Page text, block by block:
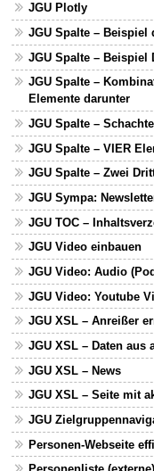
JGU Plotly
JGU Spalte – Beispiel
JGU Spalte – Beispiel
JGU Spalte –
Elemente darunter
JGU Spalte –
JGU Spalte – VIER
JGU Spalte – Zwei
JGU Sympa:
JGU TOC –
JGU Video einbauen
JGU Video: Audio
JGU Video: Youtube
JGU XSL – Anreißer
JGU XSL – Daten aus
JGU XSL – News
JGU XSL – Seite mit
JGU
Personen-Webseite